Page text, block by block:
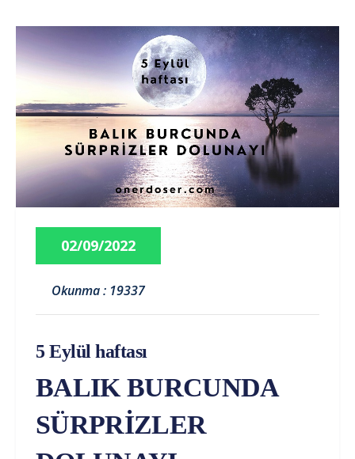
02/09/2022
Okunma : 19337
5 Eylül haftası
BALIK BURCUNDA
SÜRPRİZLER